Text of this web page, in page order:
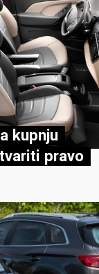
kupnju
pravo